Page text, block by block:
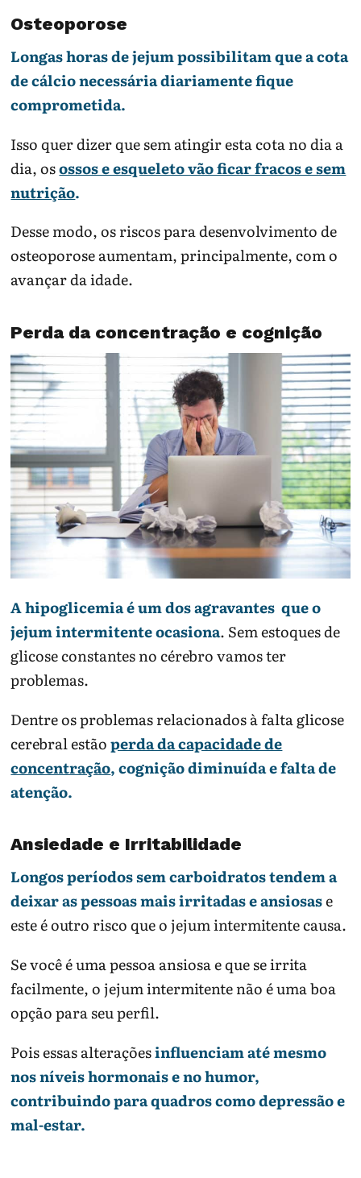
Osteoporose
Longas horas de jejum possibilitam que a cota
de cálcio necessária diariamente fique
comprometida.
Isso quer dizer que sem atingir esta cota no dia a
dia, osossos e esqueleto vão ficar fracos e sem
nutrição.
Desse modo, os riscos para desenvolvimento de
osteoporose aumentam, principalmente, com o
avançar da idade.
Perda da concentração e cognição
A hipoglicemia é um dos agravantes que o
jejum intermitente ocasiona. Sem estoques de
glicose constantes no cérebro vamos ter
problemas.
Dentre os problemas relacionados à falta glicose
cerebral estãoperda da capacidade de
concentração, cognição diminuída e falta de
atenção.
Ansiedade e Irritabilidade
Longos períodos sem carboidratos tendem a
deixar as pessoas mais irritadas e ansiosase
este é outro risco que o jejum intermitente causa.
Se você é uma pessoa ansiosa e que se irrita
facilmente, o jejum intermitente não é uma boa
opção para seu perfil.
Pois essas alteraçõesinfluenciam até mesmo
nos níveis hormonais e no humor,
contribuindo para quadros como depressão e
mal-estar.